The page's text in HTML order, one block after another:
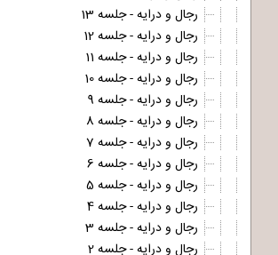
رجال و درایه - جلسه 13
رجال و درایه - جلسه 12
رجال و درایه - جلسه 11
رجال و درایه - جلسه 10
رجال و درایه - جلسه 9
رجال و درایه - جلسه 8
رجال و درایه - جلسه 7
رجال و درایه - جلسه 6
رجال و درایه - جلسه 5
رجال و درایه - جلسه 4
رجال و درایه - جلسه 3
رجال و درایه - جلسه 2